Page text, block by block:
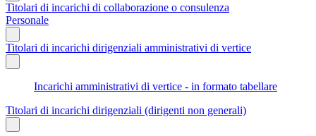
Titolari di incarichi di collaborazione o consulenza
Personale
Titolari di incarichi dirigenziali amministrativi di vertice
Incarichi amministrativi di vertice - in formato tabellare
Titolari di incarichi dirigenziali (dirigenti non generali)